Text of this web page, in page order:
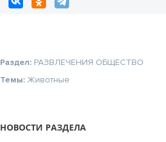
Раздел: РАЗВЛЕЧЕНИЯ ОБЩЕСТВО
Темы:Животные
НОВОСТИ РАЗДЕЛА